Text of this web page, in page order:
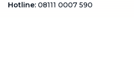
Hotline: 08111 0007 590